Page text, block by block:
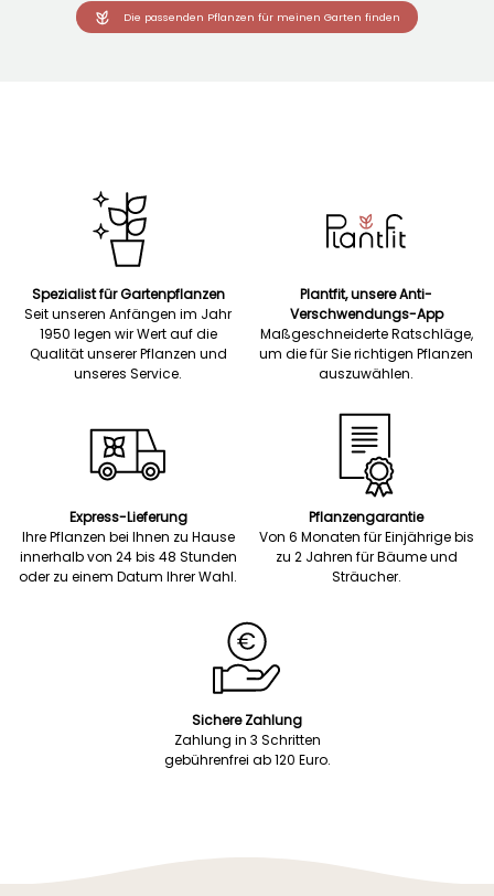
Die passenden Pflanzen für meinen Garten finden
Spezialist für Gartenpflanzen
Seit unseren Anfängen im Jahr
1950 legen wir Wert auf die
Qualität unserer Pflanzen und
unseres Service.
Plantfit, unsere Anti-
Verschwendungs-App
Maßgeschneiderte Ratschläge,
um die für Sie richtigen Pflanzen
auszuwählen.
Express-Lieferung
Ihre Pflanzen bei Ihnen zu Hause
innerhalb von 24 bis 48 Stunden
oder zu einem Datum Ihrer Wahl.
Pflanzengarantie
Von 6 Monaten für Einjährige bis
zu 2 Jahren für Bäume und
Sträucher.
Sichere Zahlung
Zahlung in 3 Schritten
gebührenfrei ab 120 Euro.